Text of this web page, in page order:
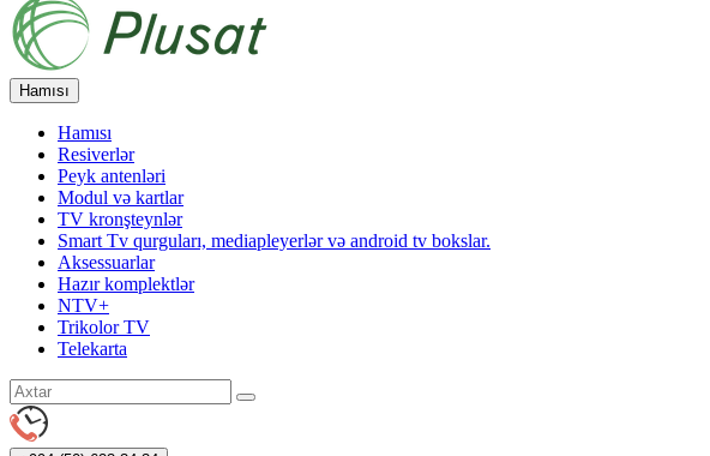
Hamısı
Hamısı
Resiverlər
Peyk antenləri
Modul və kartlar
TV kronşteynlər
Smart Tv qurguları, mediapleyerlər və android tv bokslar.
Aksessuarlar
Hazır komplektlər
NTV+
Trikolor TV
Telekarta